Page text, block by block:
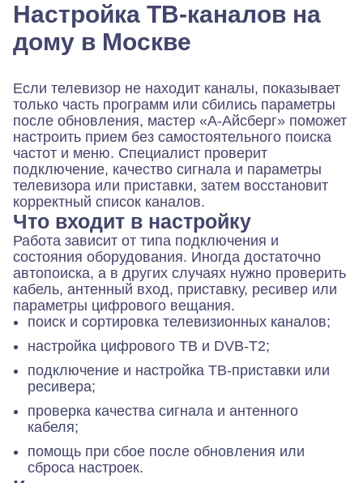
Настройка ТВ-каналов на
дому в Москве
Если телевизор не находит каналы, показывает
только часть программ или сбились параметры
после обновления, мастер «А-Айсберг» поможет
настроить прием без самостоятельного поиска
частот и меню. Специалист проверит
подключение, качество сигнала и параметры
телевизора или приставки, затем восстановит
корректный список каналов.
Что входит в настройку
Работа зависит от типа подключения и
состояния оборудования. Иногда достаточно
автопоиска, а в других случаях нужно проверить
кабель, антенный вход, приставку, ресивер или
параметры цифрового вещания.
поиск и сортировка телевизионных каналов;
настройка цифрового ТВ и DVB-T2;
подключение и настройка ТВ-приставки или
ресивера;
проверка качества сигнала и антенного
кабеля;
помощь при сбое после обновления или
сброса настроек.